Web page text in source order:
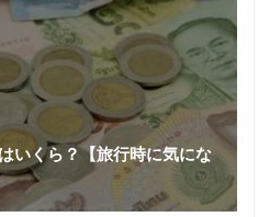
いくら？【旅行時に気にな